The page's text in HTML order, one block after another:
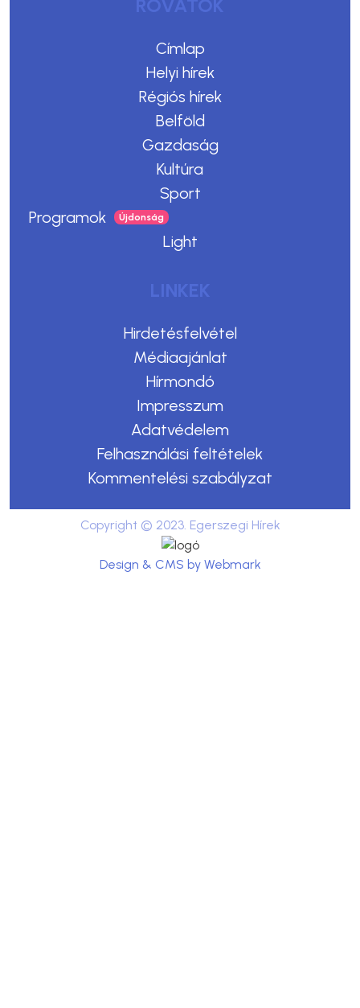
ROVATOK
Címlap
Helyi hírek
Régiós hírek
Belföld
Gazdaság
Kultúra
Sport
Programok
Light
LINKEK
Hirdetésfelvétel
Médiaajánlat
Hírmondó
Impresszum
Adatvédelem
Felhasználási feltételek
Kommentelési szabályzat
Copyright © 2023. Egerszegi Hírek
Design & CMS by Webmark